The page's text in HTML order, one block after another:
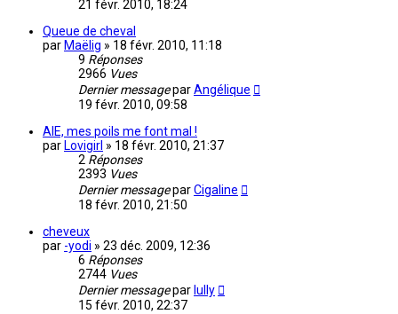
21 févr. 2010, 18:24
Queue de cheval
par Maëlig » 18 févr. 2010, 11:18
9 Réponses
2966 Vues
Dernier messageparAngélique
19 févr. 2010, 09:58
AIE, mes poils me font mal !
par Lovigirl » 18 févr. 2010, 21:37
2 Réponses
2393 Vues
Dernier messageparCigaline
18 févr. 2010, 21:50
cheveux
par -yodi » 23 déc. 2009, 12:36
6 Réponses
2744 Vues
Dernier messagepar lully
15 févr. 2010, 22:37